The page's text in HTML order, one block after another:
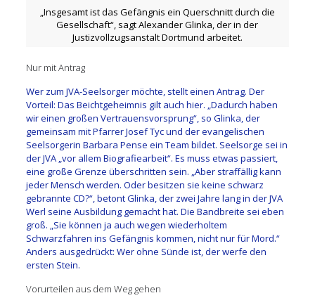
„Insgesamt ist das Gefängnis ein Querschnitt durch die
Gesellschaft“, sagt Alexander Glinka, der in der
Justizvollzugsanstalt Dortmund arbeitet.
Nur mit Antrag
Wer zum JVA-Seelsorger möchte, stellt einen Antrag. Der
Vorteil: Das Beichtgeheimnis gilt auch hier. „Dadurch haben
wir einen großen Vertrauensvorsprung“, so Glinka, der
gemeinsam mit Pfarrer Josef Tyc und der evangelischen
Seelsorgerin Barbara Pense ein Team bildet. Seelsorge sei in
der JVA „vor allem Biografiearbeit“. Es muss etwas passiert,
eine große Grenze überschritten sein. „Aber straffällig kann
jeder Mensch werden. Oder besitzen sie keine schwarz
gebrannte CD?“, betont Glinka, der zwei Jahre lang in der JVA
Werl seine Ausbildung gemacht hat. Die Bandbreite sei eben
groß. „Sie können ja auch wegen wiederholtem
Schwarzfahren ins Gefängnis kommen, nicht nur für Mord.“
Anders ausgedrückt: Wer ohne Sünde ist, der werfe den
ersten Stein.
Vorurteilen aus dem Weg gehen